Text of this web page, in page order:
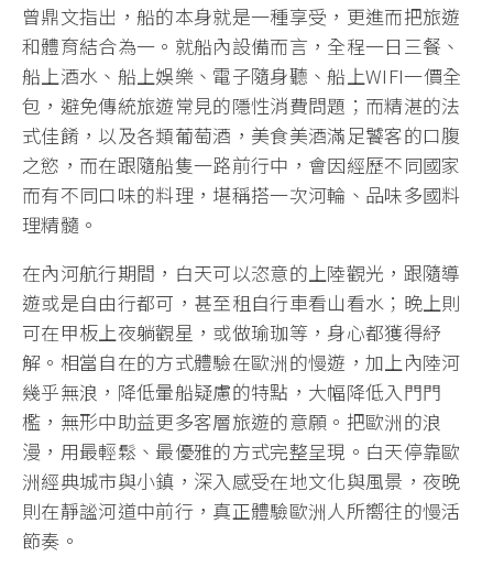
曾鼎文指出，船的本身就是一種享受，更進而把旅遊
和體育結合為一。就船內設備而言，全程一日三餐、
船上酒水、船上娛樂、電子隨身聽、船上WIFI一價全
包，避免傳統旅遊常見的隱性消費問題；而精湛的法
式佳餚，以及各類葡萄酒，美食美酒滿足饕客的口腹
之慾，而在跟隨船隻一路前行中，會因經歷不同國家
而有不同口味的料理，堪稱搭一次河輪、品味多國料
理精髓。
在內河航行期間，白天可以恣意的上陸觀光，跟隨導
遊或是自由行都可，甚至租自行車看山看水；晚上則
可在甲板上夜躺觀星，或做瑜珈等，身心都獲得紓
解。相當自在的方式體驗在歐洲的慢遊，加上內陸河
幾乎無浪，降低暈船疑慮的特點，大幅降低入門門
檻，無形中助益更多客層旅遊的意願。把歐洲的浪
漫，用最輕鬆、最優雅的方式完整呈現。白天停靠歐
洲經典城市與小鎮，深入感受在地文化與風景，夜晚
則在靜謐河道中前行，真正體驗歐洲人所嚮往的慢活
節奏。